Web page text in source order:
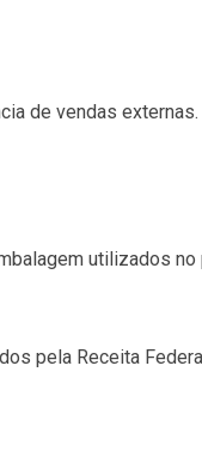
de vendas externas.
utilizados
pela Receita